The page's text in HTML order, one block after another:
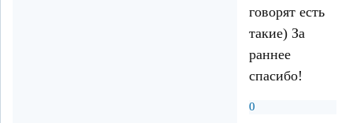
говорят есть
такие) За
раннее
спасибо!
0